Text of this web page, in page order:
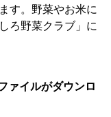
す。野菜やお米に
ろ野菜クラブ」に
ァイルがダウンロ